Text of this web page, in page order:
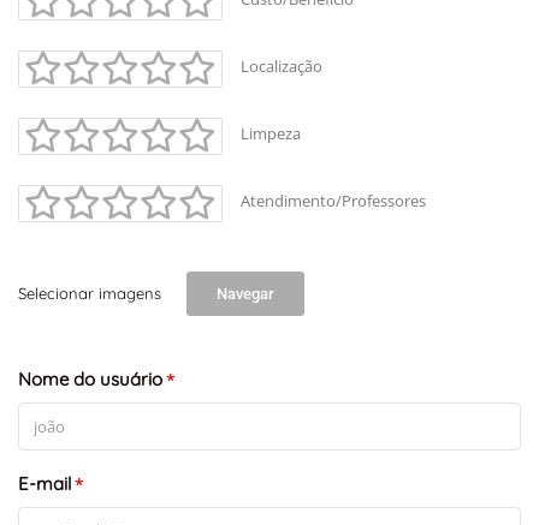
Localização
Limpeza
Atendimento/Professores
Selecionar imagens Navegar
Nome do usuário*
E-mail*